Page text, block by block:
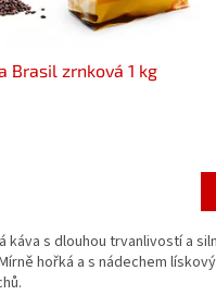
Brasil zrnková 1 kg
káva s dlouhou trvanlivostí a
hořká a s nádechem